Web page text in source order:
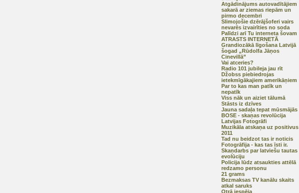
Atgādinājums autovadītājiem
sakarā ar ziemas riepām un
pirmo decembri
Slimojošie dzērājšoferi vairs
nevarēs izvairīties no soda
Palīdzi arī Tu interneta šovam
ATRASTS INTERNETĀ
Grandiozākā līgošana Latvijā
šogad „Rūdolfa Jāņos
Cinevillā”
Vai atceries?
Radio 101 jubileja jau rīt
Džobss piebiedrojas
ietekmīgākajiem amerikāņiem
Par to kas man patīk un
nepatīk
Viss nāk un aiziet tālumā
Stāsts iz dzīves
Jauna sadaļa tepat mūsmājās
BOSE - skaņas revolūcija
Latvijas Fotogrāfi
Muzikāla atskaņa uz positivus
2011
Tad nu beidzot tas ir noticis
Fotogrāfija - kas tas īsti ir.
Skaņdarbs par latviešu tautas
evolūciju
Policija lūdz atsaukties attēlā
redzamo personu
21 grams
Bezmaksas TV kanālu skaits
atkal saruks
Otrā iespēja